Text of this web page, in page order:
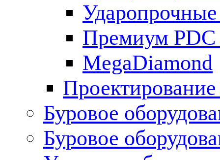
Премиум
MegaDiamond
Буровое
Буровое